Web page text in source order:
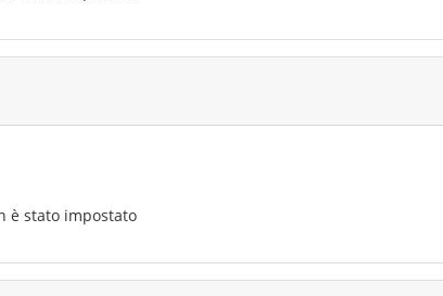
è stato impostato